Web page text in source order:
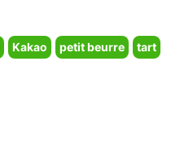
Kakao petit beurre
tart